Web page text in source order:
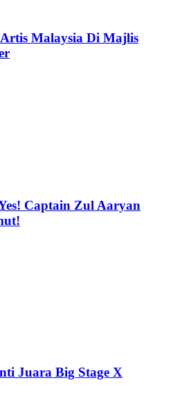
Artis Malaysia Di Majlis
Captain Zul Aaryan
Juara Big Stage X